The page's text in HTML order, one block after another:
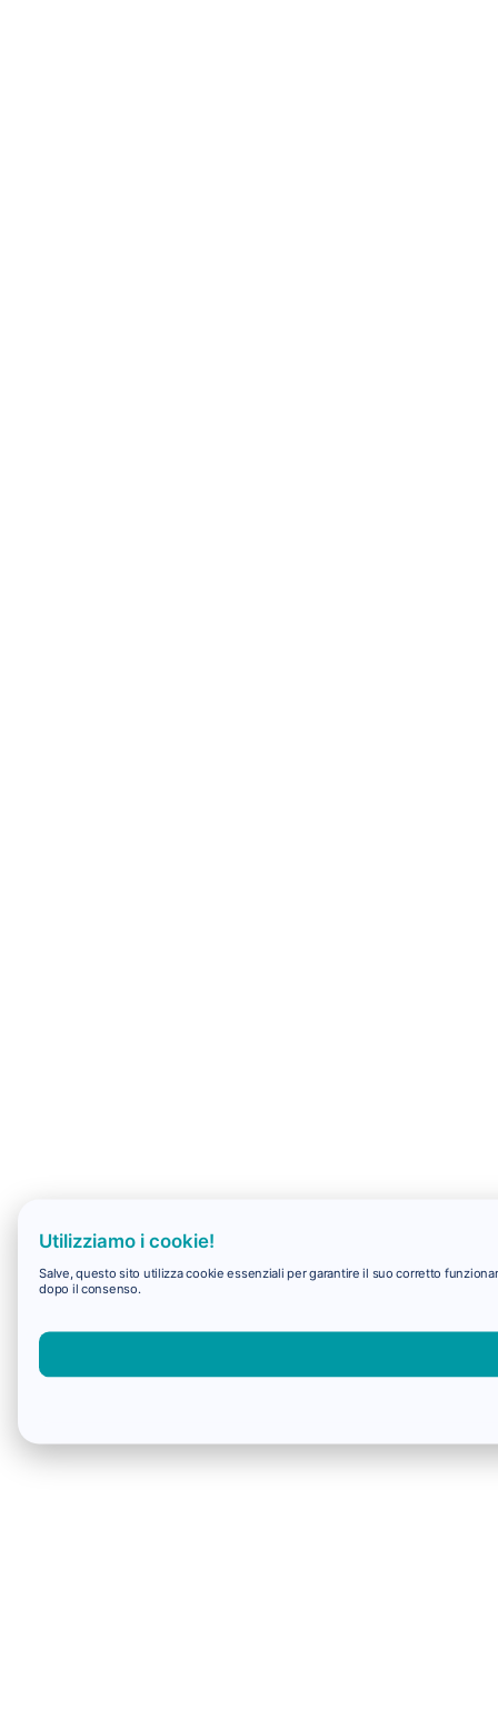
Utilizziamo i cookie!
Salve, questo sito utilizza cookie essenziali per garantire il suo corretto
dopo il consenso.